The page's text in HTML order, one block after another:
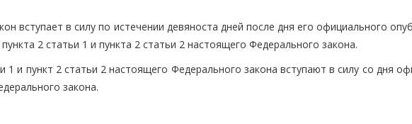
вступает в силу по истечении девяноста дней после дня его официального
2 статьи 1 и пункта 2 статьи 2 настоящего Федерального закона.
1 и пункт 2 статьи 2 настоящего Федерального закона вступают в силу со дня
закона.